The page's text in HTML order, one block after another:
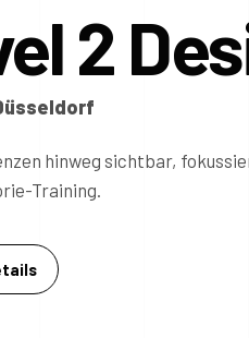
2
hinweg sichtbar,
Training.